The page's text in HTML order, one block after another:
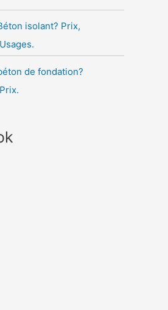
isolant? Prix,
de fondation?